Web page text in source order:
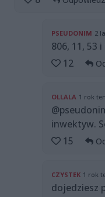
PSEUDONIM 2
806, 11, 53
12
OLLALA 1 rok
inwektyw.
15
CZYSTEK 1 rok
dojedziesz